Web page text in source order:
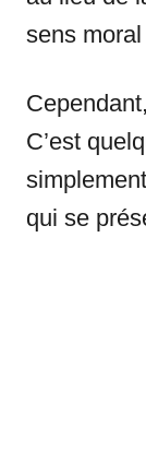
sens
C’est
qui se